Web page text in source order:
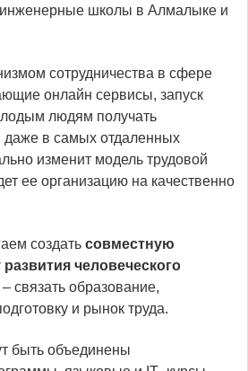
школы в Алмалыке и
сотрудничества в сфере
онлайн сервисы, запуск
людям получать
даже в самых отдаленных
изменит модель трудовой
ее организацию на качественно
создать совместную
человеческого
связать образование,
и рынок труда.
быть объединены